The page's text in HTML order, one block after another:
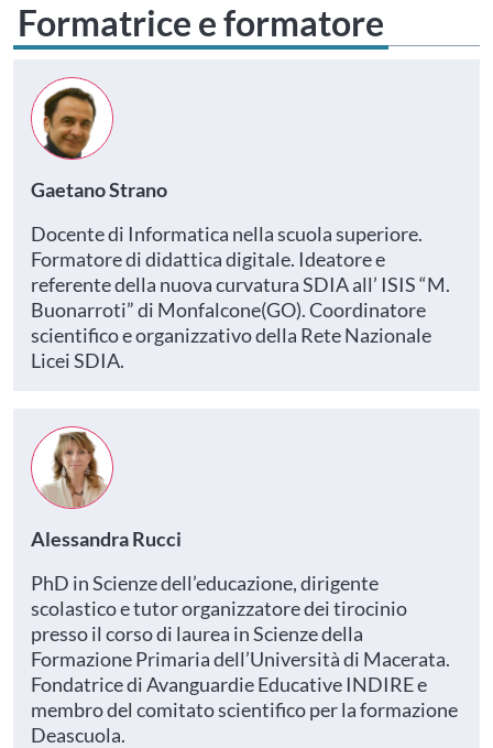
Formatrice e formatore
Gaetano Strano
Docente di Informatica nella scuola superiore.
Formatore di didattica digitale. Ideatore e
referente della nuova curvatura SDIA all’ ISIS “M.
Buonarroti” di Monfalcone(GO). Coordinatore
scientifico e organizzativo della Rete Nazionale
Licei SDIA.
Alessandra Rucci
PhD in Scienze dell’educazione, dirigente
scolastico e tutor organizzatore dei tirocinio
presso il corso di laurea in Scienze della
Formazione Primaria dell’Università di Macerata.
Fondatrice di Avanguardie Educative INDIRE e
membro del comitato scientifico per la formazione
Deascuola.